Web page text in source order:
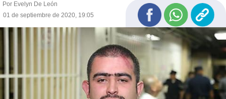
Por Evelyn De León
01 de septiembre de 2020, 19:05